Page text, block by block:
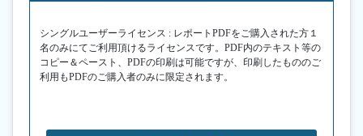
シングルユーザーライセンス : レポートPDFをご購入された方１
名のみにてご利用頂けるライセンスです。PDF内のテキスト等の
コピー＆ペースト、PDFの印刷は可能ですが、印刷したもののご
利用もPDFのご購入者のみに限定されます。